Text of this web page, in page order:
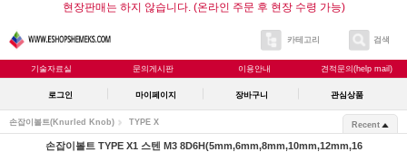
현장판매는 하지 않습니다. (온라인 주문 후 현장 수령 가능)
카테고리 검색
기술자료실 문의게시판 이용안내 견적문의(help mail)
로그인 마이페이지 장바구니 관심상품
손잡이볼트(Knurled Knob) TYPE X Recent
손잡이볼트 TYPE X1 스텐 M3 8D6H(5mm,6mm,8mm,10mm,12mm,16